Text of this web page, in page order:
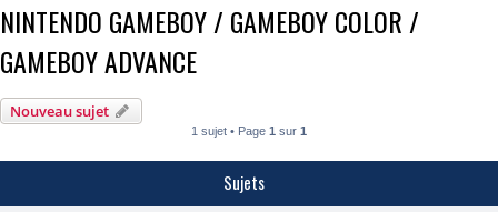
NINTENDO GAMEBOY / GAMEBOY COLOR /
GAMEBOY ADVANCE
Nouveau sujet
1 sujet • Page 1 sur 1
Sujets